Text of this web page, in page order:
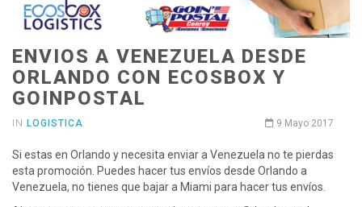
ENVIOS A VENEZUELA DESDE
ORLANDO CON ECOSBOX Y
GOINPOSTAL
IN LOGISTICA 9 Mayo 2017
Si estas en Orlando y necesita enviar a Venezuela no te pierdas
esta promoción. Puedes hacer tus envíos desde Orlando a
Venezuela, no tienes que bajar a Miami para hacer tus envíos.